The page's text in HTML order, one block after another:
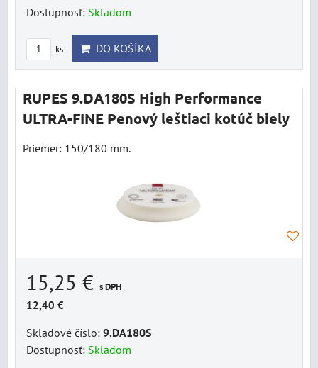
Dostupnosť: Skladom
ks DO KOŠÍKA
RUPES 9.DA180S High Performance
ULTRA-FINE Penový leštiaci kotúč biely
Priemer: 150/180 mm.
15,25 € s DPH
12,40 €
Skladové číslo: 9.DA180S
Dostupnosť: Skladom